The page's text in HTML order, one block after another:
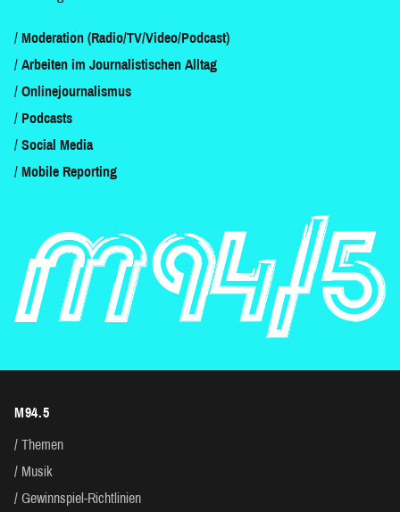
Moderation (Radio/TV/Video/Podcast)
Arbeiten im Journalistischen Alltag
Onlinejournalismus
Podcasts
Social Media
Mobile Reporting
M94.5
Themen
Musik
Gewinnspiel-Richtlinien